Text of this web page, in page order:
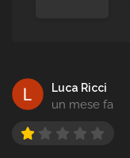
Luca Ricci
un mese fa